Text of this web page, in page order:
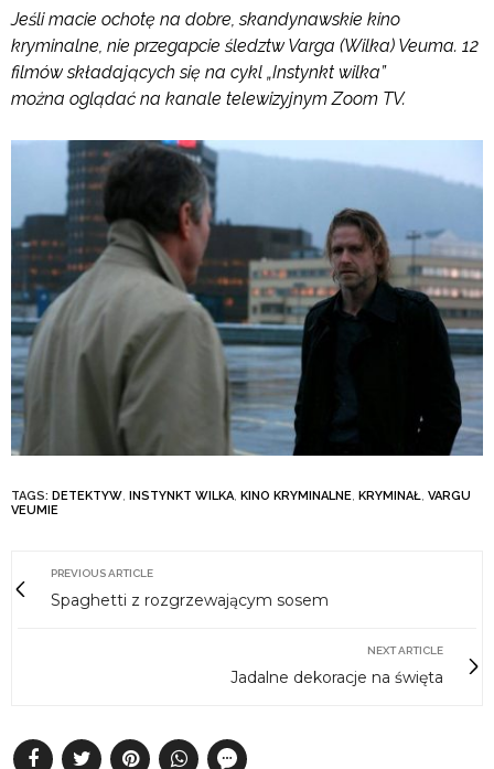
Jeśli macie ochotę na dobre, skandynawskie kino
kryminalne, nie przegapcie śledztw Varga (Wilka) Veuma. 12
filmów składających się na cykl „Instynkt wilka”
można oglądać na kanale telewizyjnym Zoom TV.
TAGS: DETEKTYW, INSTYNKT WILKA, KINO KRYMINALNE, KRYMINAŁ, VARGU
VEUMIE
PREVIOUS ARTICLE
Spaghetti z rozgrzewającym sosem
NEXT ARTICLE
Jadalne dekoracje na święta